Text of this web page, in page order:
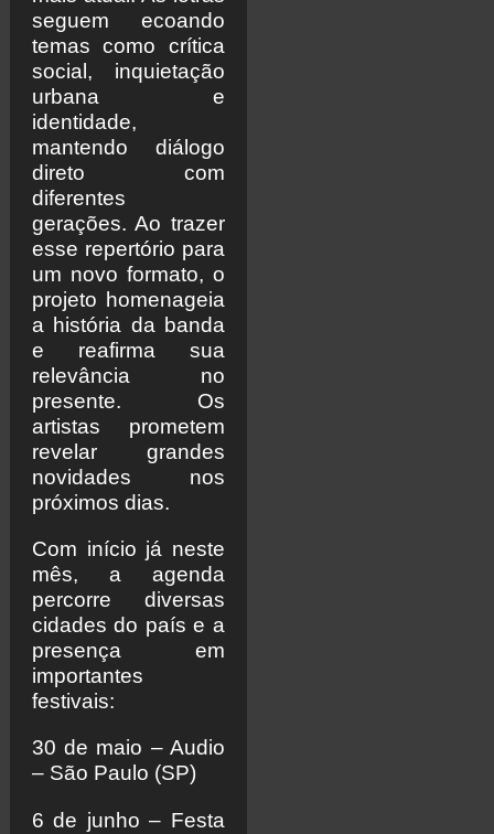
seguem ecoando
temas como crítica
social, inquietação
urbana e
identidade,
mantendo diálogo
direto com
diferentes
gerações. Ao trazer
esse repertório para
um novo formato, o
projeto homenageia
a história da banda
e reafirma sua
relevância no
presente. Os
artistas prometem
revelar grandes
novidades nos
próximos dias.
Com início já neste
mês, a agenda
percorre diversas
cidades do país e a
presença em
importantes
festivais:
30 de maio – Audio
– São Paulo (SP)
6 de junho – Festa